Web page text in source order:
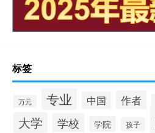
标签
万元 专业 中国 作者
大学 学校 学院 孩子